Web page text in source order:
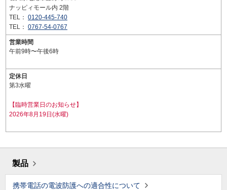
ナッピィモール内 2階
TEL： 0120-445-740
TEL： 0767-54-0767
営業時間
午前9時〜午後6時
定休日
第3水曜
【臨時営業日のお知らせ】
2026年8月19日(水曜)
製品
携帯電話の電波防護への適合性について